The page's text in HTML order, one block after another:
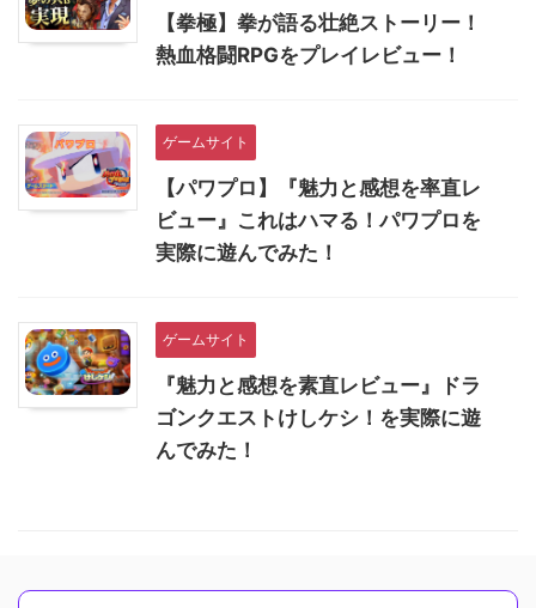
【拳極】拳が語る壮絶ストーリー！
熱血格闘RPGをプレイレビュー！
ゲームサイト
【パワプロ】『魅力と感想を率直レ
ビュー』これはハマる！パワプロを
実際に遊んでみた！
ゲームサイト
『魅力と感想を素直レビュー』ドラ
ゴンクエストけしケシ！を実際に遊
んでみた！